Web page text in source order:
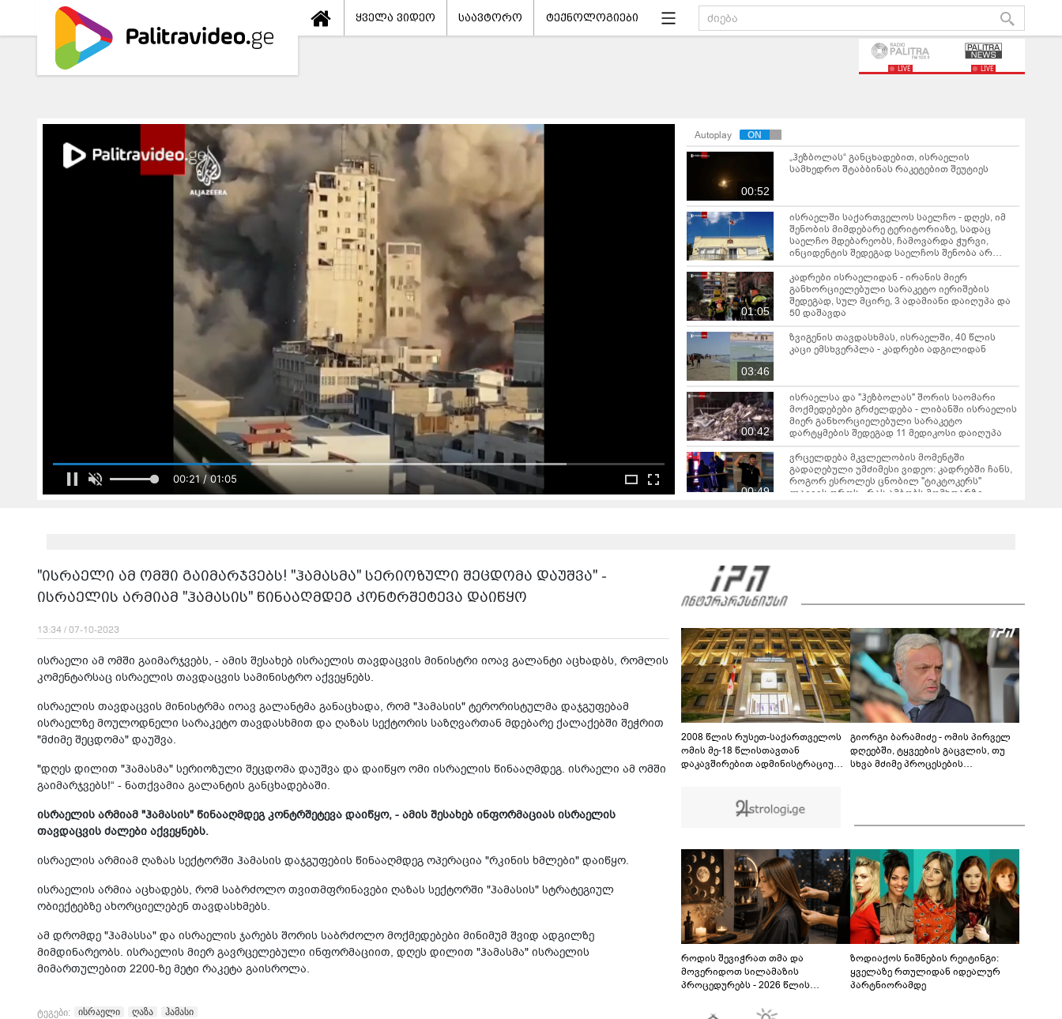
ყველა ვიდეო საავტორო ტექნოლოგიები
LIVE LIVE
00:23 / 01:05
Autoplay
00:52
„ჰეზბოლას“ განცხადებით, ისრაელის
სამხედრო შტაბბინას რაკეტებით შეუტიეს
ისრაელში საქართველოს საელჩო - დღეს, იმ
შენობის მიმდებარე ტერიტორიაზე, სადაც
საელჩო მდებარეობს, ჩამოვარდა ჭურვი,
ინციდენტის შედეგად საელჩოს შენობა არ
დაზიანებულა
01:05
კადრები ისრაელიდან - ირანის მიერ
განხორციელებული სარაკეტო იერიშების
შედეგად, სულ მცირე, 3 ადამიანი დაიღუპა და
50 დაშავდა
03:46
ზვიგენის თავდასხმას, ისრაელში, 40 წლის
კაცი ემსხვერპლა - კადრები ადგილიდან
00:42
ისრაელსა და "ჰეზბოლას" შორის საომარი
მოქმედებები გრძელდება - ლიბანში ისრაელის
მიერ განხორციელებული სარაკეტო
დარტყმების შედეგად 11 მედიკოსი დაიღუპა
00:49
ვრცელდება მკვლელობის მომენტში
გადაღებული უმძიმესი ვიდეო: კადრებში ჩანს,
როგორ ესროლეს ცნობილ "ტიკტოკერს"
ლაივის დროს - რას ამბობს მომხდარზე
ესპანური მედია - სეუტამდე მიღწევის
მცდელობისას 67 მიგრანტი დაიღუპა
00:34
ვრცელდება ძლიერი მიწისძვრის კადრები -
დაზიანდა შენობები, გაითიშა
ელექტროენერგია, შეფერხდა მეტროს მუშაობა,
მოქალაქეები პანიკამ მოიცვა
"ისრაელი ამ ომში გაიმარჯვებს! "ჰამასმა" სერიოზული შეცდომა დაუშვა" -
ისრაელის არმიამ "ჰამასის" წინააღმდეგ კონტრშეტევა დაიწყო
13:34 / 07-10-2023
ისრაელი ამ ომში გაიმარჯვებს, - ამის შესახებ ისრაელის თავდაცვის მინისტრი იოავ გალანტი აცხადბს, რომლის
კომენტარსაც ისრაელის თავდაცვის სამინისტრო აქვეყნებს.
ისრაელის თავდაცვის მინისტრმა იოავ გალანტმა განაცხადა, რომ "ჰამასის" ტერორისტულმა დაჯგუფებამ
ისრაელზე მოულოდნელი სარაკეტო თავდასხმით და ღაზას სექტორის საზღვართან მდებარე ქალაქებში შეჭრით
"მძიმე შეცდომა" დაუშვა.
"დღეს დილით "ჰამასმა" სერიოზული შეცდომა დაუშვა და დაიწყო ომი ისრაელის წინააღმდეგ. ისრაელი ამ ომში
გაიმარჯვებს!“ - ნათქვამია გალანტის განცხადებაში.
ისრაელის არმიამ "ჰამასის" წინააღმდეგ კონტრშეტევა დაიწყო, - ამის შესახებ ინფორმაციას ისრაელის
თავდაცვის ძალები აქვეყნებს.
ისრაელის არმიამ ღაზას სექტორში ჰამასის დაჯგუფების წინააღმდეგ ოპერაცია "რკინის ხმლები" დაიწყო.
ისრაელის არმია აცხადებს, რომ საბრძოლო თვითმფრინავები ღაზას სექტორში "ჰამასის" სტრატეგიულ
ობიექტებზე ახორციელებენ თავდასხმებს.
ამ დრომდე "ჰამასსა" და ისრაელის ჯარებს შორის საბრძოლო მოქმედებები მინიმუმ შვიდ ადგილზე
მიმდინარეობს. ისრაელის მიერ გავრცელებული ინფორმაციით, დღეს დილით "ჰამასმა" ისრაელის
მიმართულებით 2200-ზე მეტი რაკეტა გაისროლა.
ტეგები: ისრაელი ღაზა ჰამასი
2008 წლის რუსეთ-საქართველოს
ომის მე-18 წლისთავთან
დაკავშირებით ადმინისტრაციულ
გიორგი ბარამიძე - ომის პირველ
დღეებში, ტყვეების გაცვლის, თუ
სხვა მძიმე პროცესების
ვიცი
როდის შევიჭრათ თმა და
მოვერიდოთ სილამაზის
პროცედურებს - 2026 წლის
გზამკვლევი
ზოდიაქოს ნიშნების რეიტინგი:
ყველაზე რთულიდან იდეალურ
პარტნიორამდე